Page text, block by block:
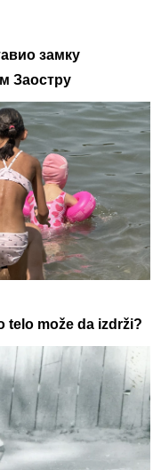
замку
Заостру
telo može da izdrži?